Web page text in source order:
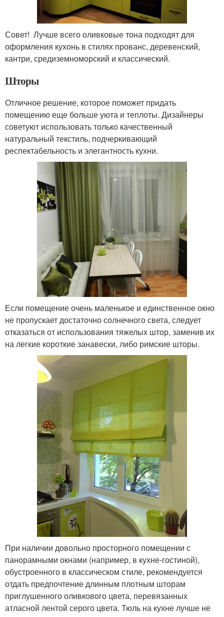
Совет! Лучше всего оливковые тона подходят для
оформления кухонь в стилях прованс, деревенский,
кантри, средиземноморский и классический.
Шторы
Отличное решение, которое поможет придать
помещению еще больше уюта и теплоты. Дизайнеры
советуют использовать только качественный
натуральный текстиль, подчеркивающий
респектабельность и элегантность кухни.
Если помещение очень маленькое и единственное окно
не пропускает достаточно солнечного света, следует
отказаться от использования тяжелых штор, заменив их
на легкие короткие занавески, либо римские шторы.
При наличии довольно просторного помещении с
панорамными окнами (например, в кухне-гостиной),
обустроенного в классическом стиле, рекомендуется
отдать предпочтение длинным плотным шторам
приглушенного оливкового цвета, перевязанных
атласной лентой серого цвета. Тюль на кухне лучше не